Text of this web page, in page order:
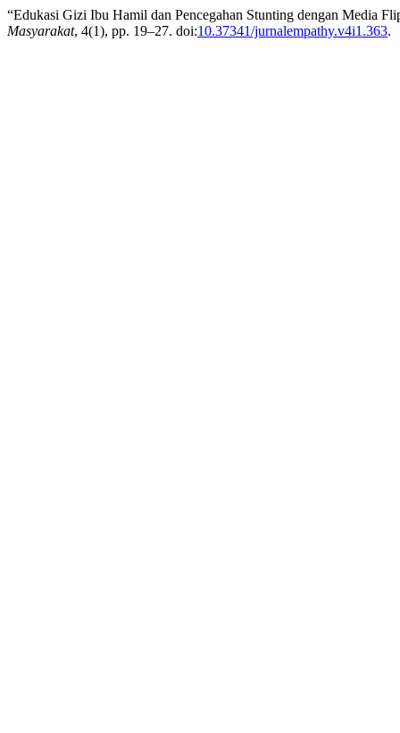
“Edukasi Gizi Ibu Hamil dan Pencegahan Stunting dengan Media
Masyarakat, 4(1), pp. 19–27. doi:10.37341/jurnalempathy.v4i1.363.